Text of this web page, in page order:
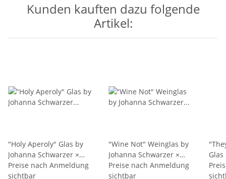
Kunden kauften dazu folgende
Artikel:
"Holy Aperoly" Glas by
Johanna Schwarzer ×
selekkt
Preise nach Anmeldung
sichtbar
"Wine Not" Weinglas by
Johanna Schwarzer ×
selekkt
Preise nach Anmeldung
sichtbar
Glas